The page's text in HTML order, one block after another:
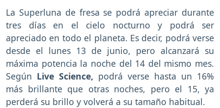
La Superluna de fresa se podrá apreciar durante
tres días en el cielo nocturno y podrá ser
apreciado en todo el planeta. Es decir, podrá verse
desde el lunes 13 de junio, pero alcanzará su
máxima potencia la noche del 14 del mismo mes.
Según Live Science, podrá verse hasta un 16%
más brillante que otras noches, pero el 15, ya
perderá su brillo y volverá a su tamaño habitual.